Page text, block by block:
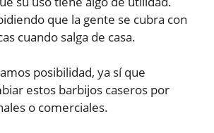
que la gente se cubra con
cuando salga de casa.
posibilidad, ya sí que
estos barbijos caseros por
o comerciales.